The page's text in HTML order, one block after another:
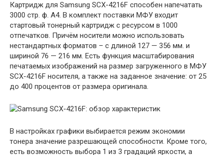
Картридж для Samsung SCX-4216F способен напечатать
3000 стр. ф. А4. В комплект поставки МФУ входит
стартовый тонерный картридж с ресурсом в 1000
отпечатков. Причём носители можно использовать
нестандартных форматов – с длиной 127 — 356 мм. и
шириной 76 — 216 мм. Есть функция масштабирования
печатаемых изображений на размер загруженного в МФУ
SCX-4216F носителя, а также на заданное значение: от 25
до 400 процентов от размера оригинала.
В настройках графики выбирается режим экономии
тонера значение разрешающей способности. Кроме того,
есть возможность выбора 1 из 3 градаций яркости, а